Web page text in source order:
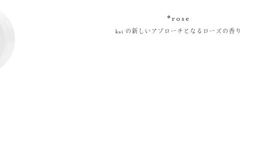
*rose
kai の新しいアプローチとなるローズの香り